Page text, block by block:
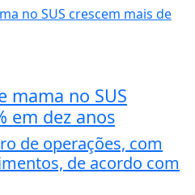
mama no SUS
em dez anos
de operações, com
de acordo com